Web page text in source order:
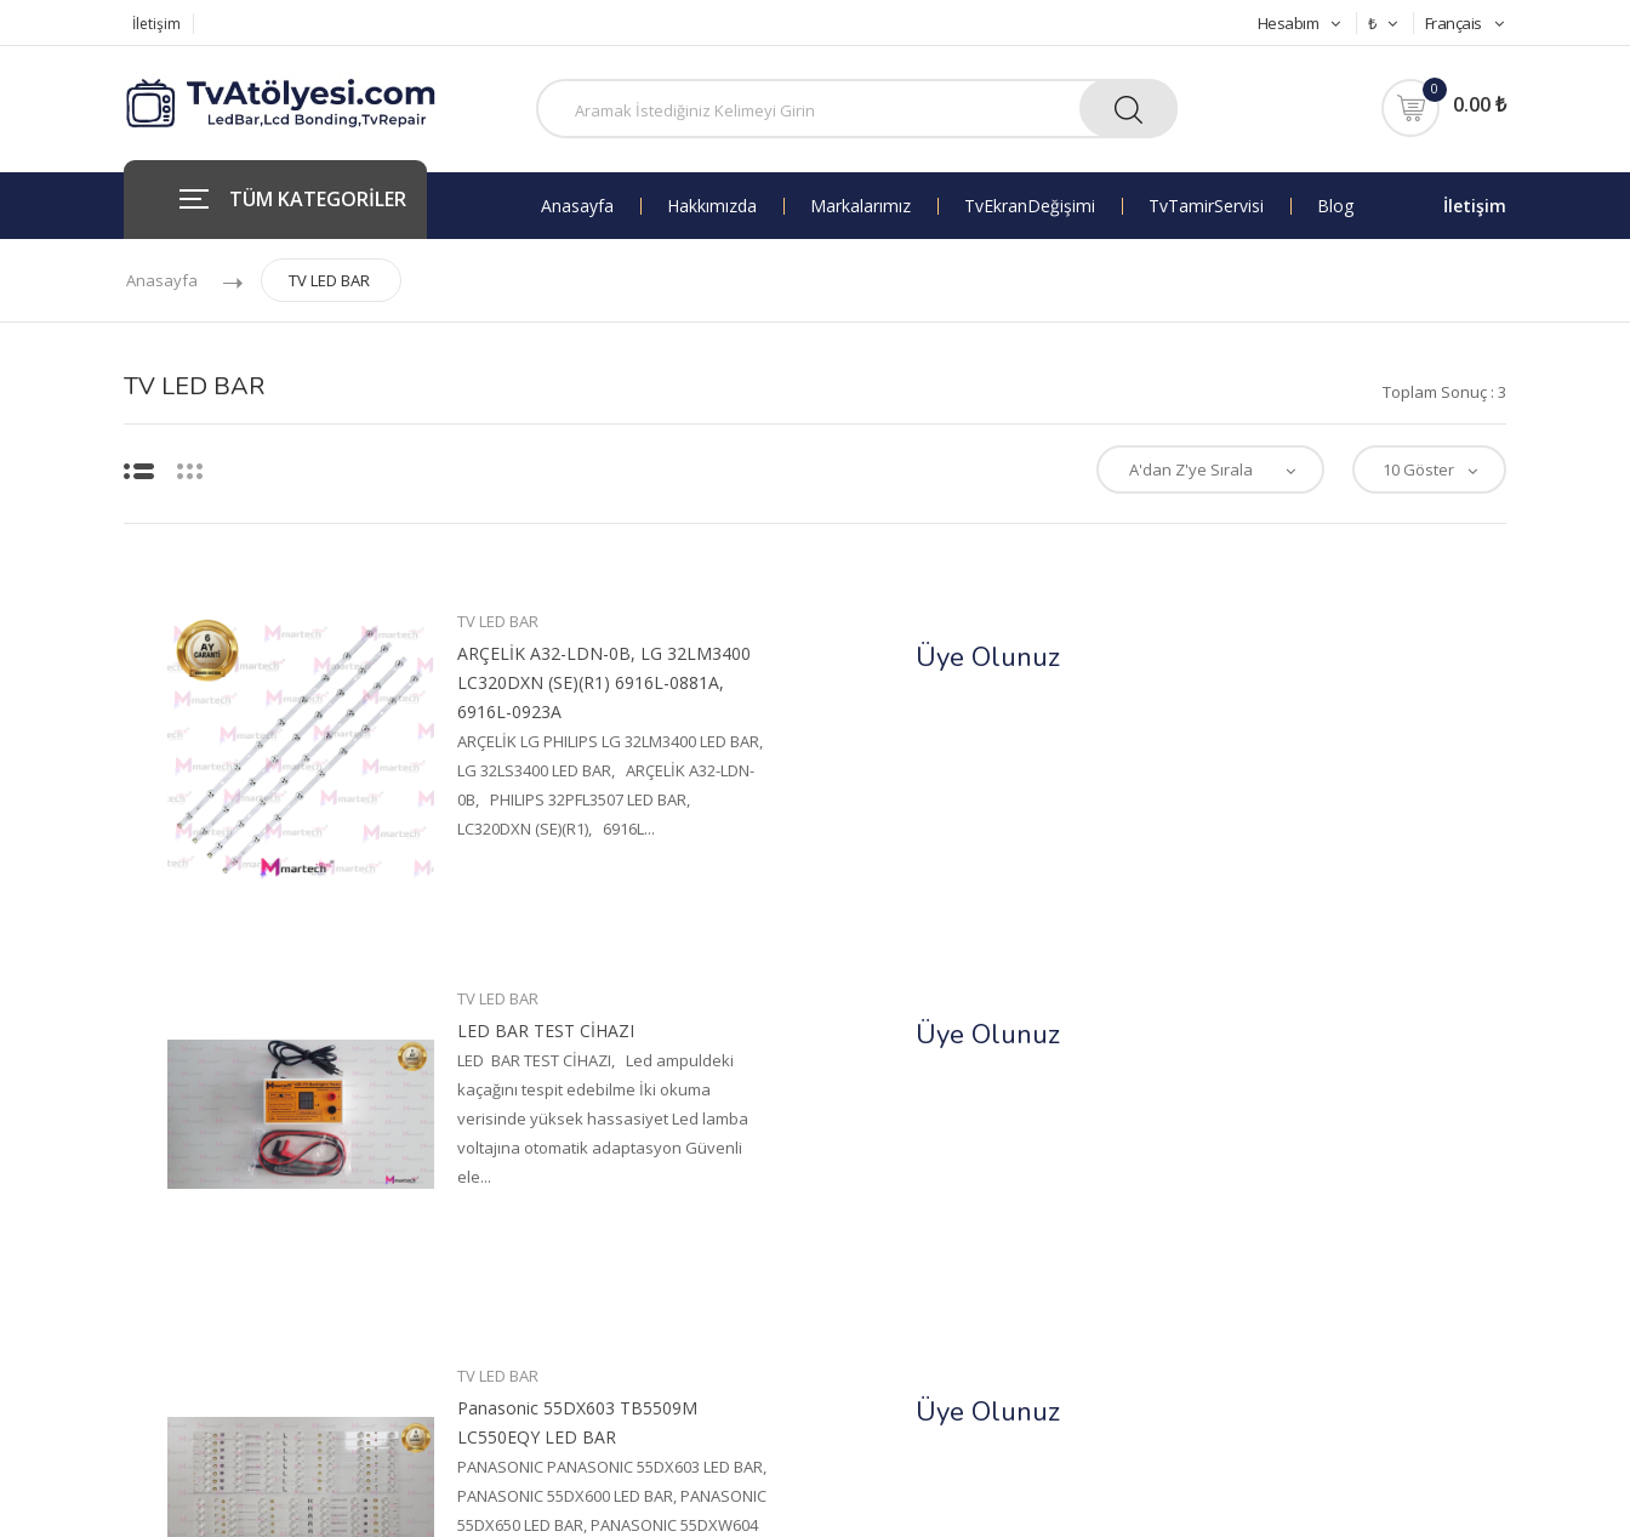
İletişim Hesabım ₺ Français
0
0.00 ₺
TÜM KATEGORİLER Anasayfa Hakkımızda Markalarımız Tv Ekran Değişimi Tv Tamir Servisi Blog İletişim
Anasayfa TV LED BAR
TV LED BAR Toplam Sonuç : 3
TV LED BAR
ARÇELİK A32-LDN-0B, LG 32LM3400
LC320DXN (SE)(R1) 6916L-0881A,
6916L-0923A
ARÇELİK LG PHILIPS LG 32LM3400 LED BAR,
LG 32LS3400 LED BAR, ARÇELİK A32-LDN-
0B, PHILIPS 32PFL3507 LED BAR,
LC320DXN (SE)(R1), 6916L...
Üye Olunuz
TV LED BAR
LED BAR TEST CİHAZI
LED BAR TEST CİHAZI, Led ampuldeki
kaçağını tespit edebilme İki okuma
verisinde yüksek hassasiyet Led lamba
voltajına otomatik adaptasyon Güvenli
ele...
Üye Olunuz
TV LED BAR
Panasonic 55DX603 TB5509M
LC550EQY LED BAR
PANASONIC PANASONIC 55DX603 LED BAR,
PANASONIC 55DX600 LED BAR, PANASONIC
55DX650 LED BAR, PANASONIC 55DXW604
Üye Olunuz